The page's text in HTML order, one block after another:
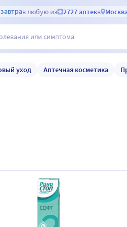
завтрав любую из 2727 аптекв
уход Аптечная косметика